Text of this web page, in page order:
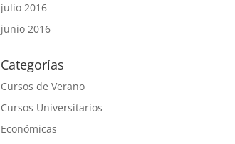
julio 2016
junio 2016
Categorías
Cursos de Verano
Cursos Universitarios
Económicas